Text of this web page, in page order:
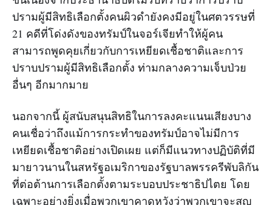
ปรามผู้มีสิทธิเลือกตั้งคนผิวดำยังคงมีอยู่ในศตวรรษที่
21 คดีที่โด่งดังของทรัมป์ในจอร์เจียทำให้ผู้คน
สามารถพูดคุยเกี่ยวกับการเหยียดเชื้อชาติและการ
ปราบปรามผู้มีสิทธิเลือกตั้ง ท่ามกลางความเจ็บป่วย
อื่นๆ อีกมากมาย
นอกจากนี้ ผู้สนับสนุนสิทธิในการลงคะแนนเสียงบาง
คนเชื่อว่าถึงแม้การกระทำของทรัมป์อาจไม่มีการ
เหยียดเชื้อชาติอย่างเปิดเผย แต่ก็มีแนวทางปฏิบัติที่มี
มายาวนานในสหรัฐอเมริกาของรัฐบาลพรรครีพับลิกัน
ที่ต่อต้านการเลือกตั้งตามระบอบประชาธิปไตย โดย
เฉพาะอย่างยิ่งเมื่อพวกเขาคาดหวังว่าพวกเขาจะสูญ